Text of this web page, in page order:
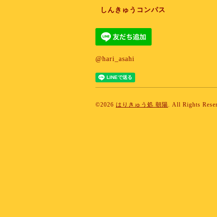
しんきゅうコンパス
@hari_asahi
©2026 はりきゅう処 朝陽. All Rights